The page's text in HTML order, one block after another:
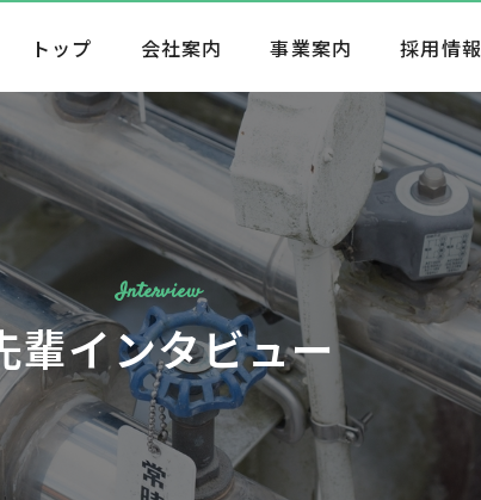
トップ 会社案内 事業案内 採用情報
Interview
輩インタビュー